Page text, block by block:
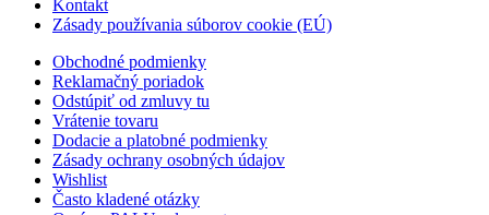
Kontakt
Zásady používania súborov cookie (EÚ)
Obchodné podmienky
Reklamačný poriadok
Odstúpiť od zmluvy tu
Vrátenie tovaru
Dodacie a platobné podmienky
Zásady ochrany osobných údajov
Wishlist
Často kladené otázky